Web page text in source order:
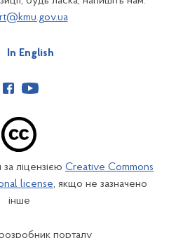
In English
ліцензією Creative Commons
license, якщо не зазначено
інше
порталу